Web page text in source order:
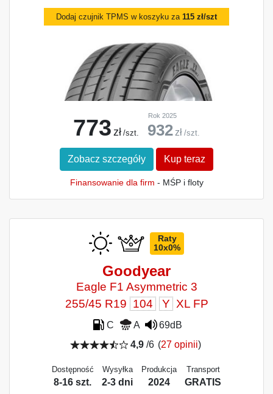
Dodaj czujnik TPMS w koszyku za 115 zł/szt
773 zł /szt.
Rok 2025
932 zł /szt.
Zobacz szczegóły Kup teraz
Finansowanie dla firm - MŚP i floty
Raty
10x0%
Goodyear
Eagle F1 Asymmetric 3
255/45 R19 104 Y XL FP
C A
69dB
4,9/6 (27 opinii)
Dostępność
8-16 szt.
Wysyłka
2-3 dni
Produkcja
2024
Transport
GRATIS